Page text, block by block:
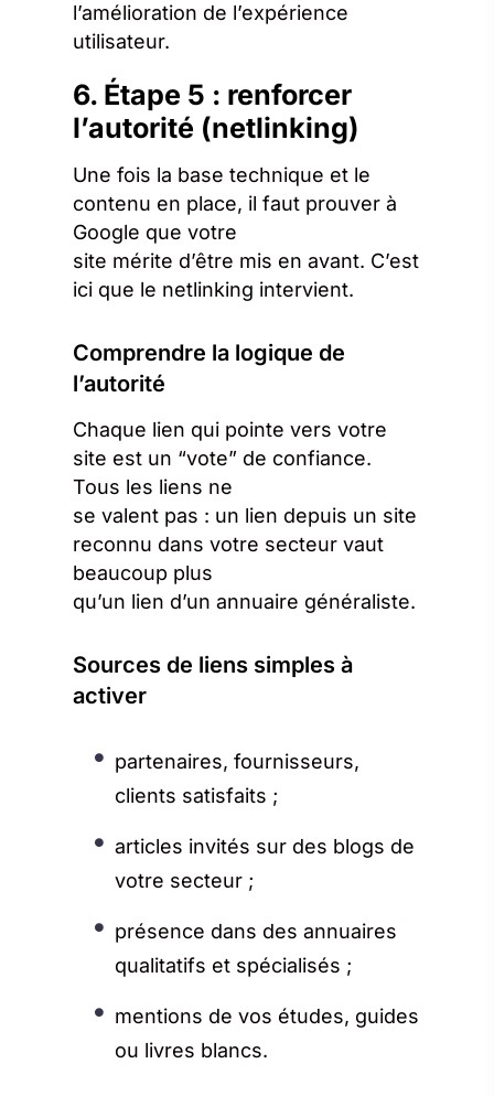
l’amélioration de l’expérience
utilisateur.
6. Étape 5 : renforcer
l’autorité (netlinking)
Une fois la base technique et le
contenu en place, il faut prouver à
Google que votre
site mérite d’être mis en avant. C’est
ici que le netlinking intervient.
Comprendre la logique de
l’autorité
Chaque lien qui pointe vers votre
site est un “vote” de confiance.
Tous les liens ne
se valent pas : un lien depuis un site
reconnu dans votre secteur vaut
beaucoup plus
qu’un lien d’un annuaire généraliste.
Sources de liens simples à
activer
partenaires, fournisseurs,
clients satisfaits ;
articles invités sur des blogs de
votre secteur ;
présence dans des annuaires
qualitatifs et spécialisés ;
mentions de vos études, guides
ou livres blancs.